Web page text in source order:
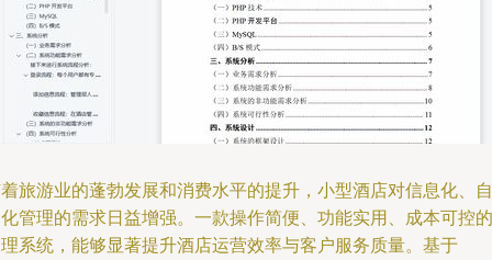
旅游业的蓬勃发展和消费水平的提升，小型酒店对信息化、自
管理的需求日益增强。一款操作简便、功能实用、成本可控的
系统，能够显著提升酒店运营效率与客户服务质量。基于